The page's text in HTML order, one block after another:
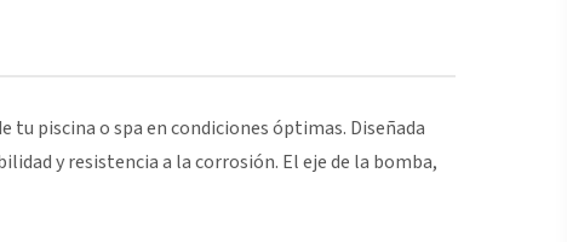
tu piscina o spa en condiciones óptimas. Diseñada
y resistencia a la corrosión. El eje de la bomba,